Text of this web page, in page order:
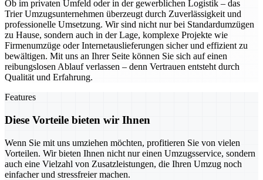
Ob im privaten Umfeld oder in der gewerblichen Logistik – das
Trier Umzugsunternehmen überzeugt durch Zuverlässigkeit und
professionelle Umsetzung. Wir sind nicht nur bei Standardumzügen
zu Hause, sondern auch in der Lage, komplexe Projekte wie
Firmenumzüge oder Internetauslieferungen sicher und effizient zu
bewältigen. Mit uns an Ihrer Seite können Sie sich auf einen
reibungslosen Ablauf verlassen – denn Vertrauen entsteht durch
Qualität und Erfahrung.
Features
Diese Vorteile bieten wir Ihnen
Wenn Sie mit uns umziehen möchten, profitieren Sie von vielen
Vorteilen. Wir bieten Ihnen nicht nur einen Umzugsservice, sondern
auch eine Vielzahl von Zusatzleistungen, die Ihren Umzug noch
einfacher und stressfreier machen.